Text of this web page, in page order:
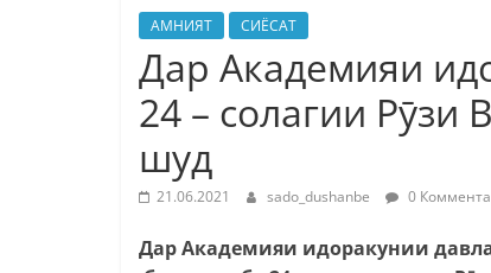
АМНИЯТ СИЁСАТ
Дар Академияи
24 – солагии
шуд
21.06.2021 sado_dushanbe 0
Дар Академияи идоракунии